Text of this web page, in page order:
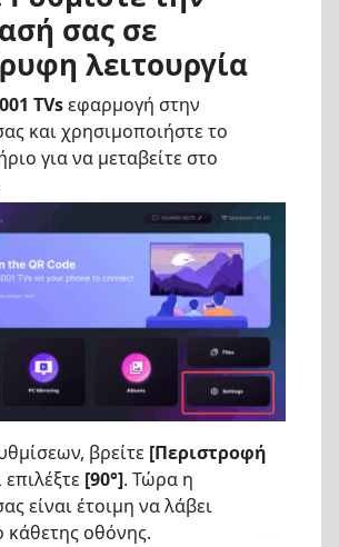
σας σε
λειτουργία
TVsεφαρμογή στην
και χρησιμοποιήστε το
για να μεταβείτε στο
βρείτε [Περιστροφή
επιλέξτε [90°]. Τώρα η
είναι έτοιμη να λάβει
κάθετης οθόνης.